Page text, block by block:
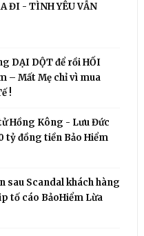
ĐI - TÌNH YÊU VẪN
DẠI DỘT để rồi HỐI
– Mất Mẹ chỉ vì mua
!
Hồng Kông - Lưu Đức
tỷ đồng tiền Bảo Hiểm
sau Scandal khách hàng
tố cáo BảoHiểm Lừa